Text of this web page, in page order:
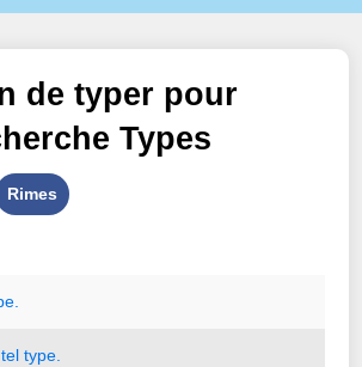
detyper pour
Types
Rimes
tel type.